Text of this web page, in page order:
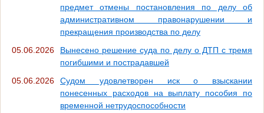
предмет отмены постановления по делу об
административном правонарушении и
прекращения производства по делу
05.06.2026
Вынесено решение суда по делу о ДТП с тремя
погибшими и пострадавшей
05.06.2026
Судом удовлетворен иск о взыскании
понесенных расходов на выплату пособия по
временной нетрудоспособности